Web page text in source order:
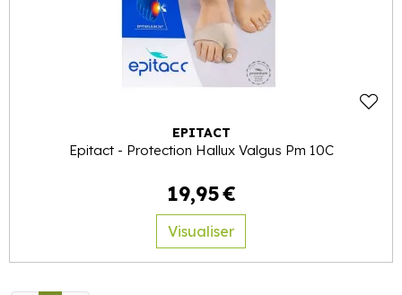
EPITACT
Epitact - Protection Hallux Valgus Pm 10C
19,95€
Visualiser